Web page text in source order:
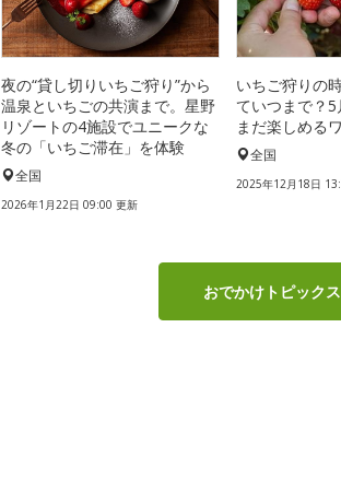
夜の“貸し切りいちご狩り”から
温泉といちごの共演まで。星野
リゾートの4施設でユニークな
冬の「いちご滞在」を体験
全国
2026年1月22日 09:00 更新
いちご狩りの
ていつまで？
まだ楽しめる
全国
2025年12月18日
おでかけトピック